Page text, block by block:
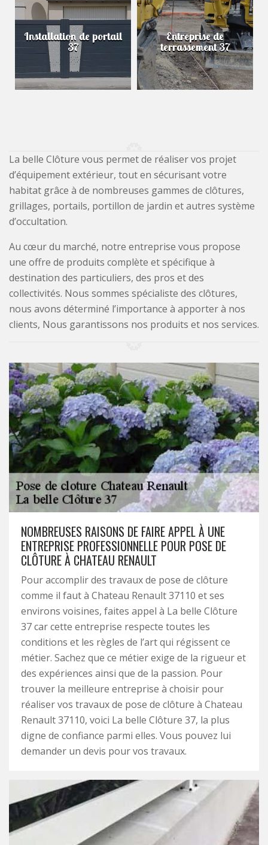
Installation de portail
37
Entreprise de
terrassement 37
La belle Clôture vous permet de réaliser vos projet
d’équipement extérieur, tout en sécurisant votre
habitat grâce à de nombreuses gammes de clôtures,
grillages, portails, portillon de jardin et autres système
d’occultation.
Au cœur du marché, notre entreprise vous propose
une offre de produits complète et spécifique à
destination des particuliers, des pros et des
collectivités. Nous sommes spécialiste des clôtures,
nous avons déterminé l’importance à apporter à nos
clients, Nous garantissons nos produits et nos services.
NOMBREUSES RAISONS DE FAIRE APPEL À UNE
ENTREPRISE PROFESSIONNELLE POUR POSE DE
CLÔTURE À CHATEAU RENAULT
Pour accomplir des travaux de pose de clôture
comme il faut à Chateau Renault 37110 et ses
environs voisines, faites appel à La belle Clôture
37 car cette entreprise respecte toutes les
conditions et les règles de l’art qui régissent ce
métier. Sachez que ce métier exige de la rigueur et
des expériences ainsi que de la passion. Pour
trouver la meilleure entreprise à choisir pour
réaliser vos travaux de pose de clôture à Chateau
Renault 37110, voici La belle Clôture 37, la plus
digne de confiance parmi elles. Vous pouvez lui
demander un devis pour vos travaux.